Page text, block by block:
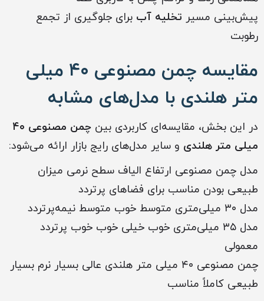
پیش‌بینی مسیر تخلیه آب برای جلوگیری از تجمع
رطوبت
مقایسه چمن مصنوعی ۴۰ میلی
متر هلندی با مدل‌های مشابه
در این بخش، مقایسه‌ای کاربردی بین
چمن مصنوعی ۴۰
میلی متر هلندی و سایر مدل‌های رایج بازار ارائه می‌شود:
مدل چمن مصنوعی ارتفاع الیاف سطح نرمی میزان
طبیعی بودن مناسب برای فضاهای پرتردد
مدل ۳۰ میلی‌متری متوسط خوب متوسط نیمه‌پرتردد
مدل ۳۵ میلی‌متری خوب خیلی خوب خوب پرتردد
معمولی
چمن مصنوعی ۴۰ میلی متر هلندی عالی بسیار نرم بسیار
طبیعی کاملاً مناسب